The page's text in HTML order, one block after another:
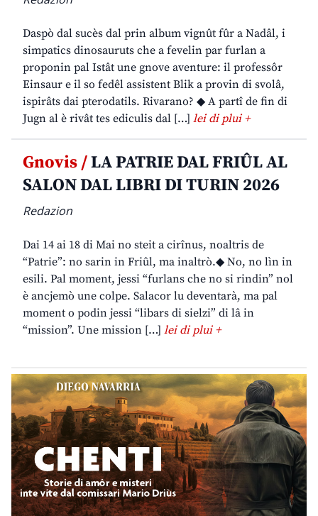
Daspò dal sucès dal prin album vignût fûr a Nadâl, i
simpatics dinosauruts che a fevelin par furlan a
proponin pal Istât une gnove aventure: il professôr
Einsaur e il so fedêl assistent Blik a provin di svolâ,
ispirâts dai pterodatils. Rivarano? ◆ A partî de fin di
Jugn al è rivât tes ediculis dal […] lei di plui +
Gnovis /LA PATRIE DAL FRIÛL AL
SALON DAL LIBRI DI TURIN 2026
Redazion
Dai 14 ai 18 di Mai no steit a cirînus, noaltris de
“Patrie”: no sarin in Friûl, ma inaltrò.◆ No, no lìn in
esili. Pal moment, jessi “furlans che no si rindin” nol
è ancjemò une colpe. Salacor lu deventarà, ma pal
moment o podin jessi “libars di sielzi” di lâ in
“mission”. Une mission […] lei di plui +